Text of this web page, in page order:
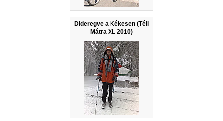
Dideregve a Kékesen (Téli
Mátra XL 2010)